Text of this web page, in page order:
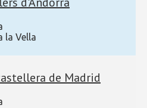
la Vella
de Madrid